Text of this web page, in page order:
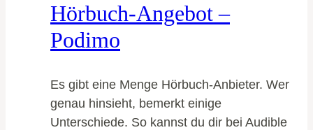
Hörbuch-Angebot –
Podimo
Es gibt eine Menge Hörbuch-Anbieter. Wer
genau hinsieht, bemerkt einige
Unterschiede. So kannst du dir bei Audible